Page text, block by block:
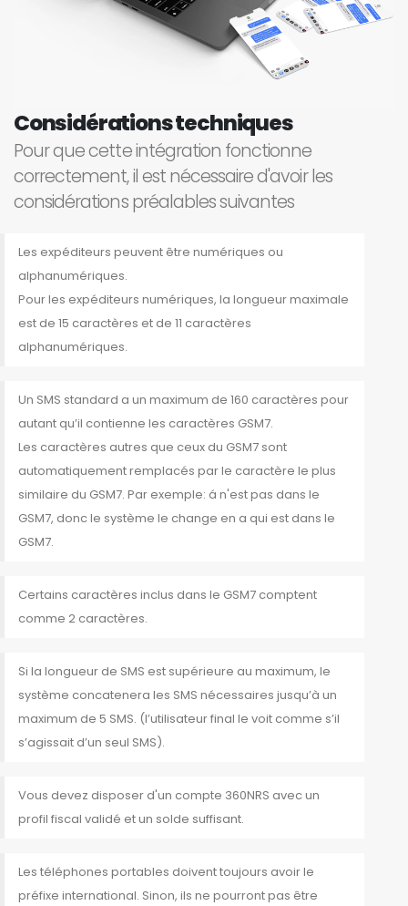
Considérations techniques
Pour que cette intégration fonctionne
correctement, il est nécessaire d'avoir les
considérations préalables suivantes
Les expéditeurs peuvent être numériques ou
alphanumériques.
Pour les expéditeurs numériques, la longueur maximale
est de 15 caractères et de 11 caractères
alphanumériques.
Un SMS standard a un maximum de 160 caractères pour
autant qu’il contienne les caractères GSM7.
Les caractères autres que ceux du GSM7 sont
automatiquement remplacés par le caractère le plus
similaire du GSM7. Par exemple: á n'est pas dans le
GSM7, donc le système le change en a qui est dans le
GSM7.
Certains caractères inclus dans le GSM7 comptent
comme 2 caractères.
Si la longueur de SMS est supérieure au maximum, le
système concatenera les SMS nécessaires jusqu’à un
maximum de 5 SMS. (l’utilisateur final le voit comme s’il
s’agissait d’un seul SMS).
Vous devez disposer d'un compte 360NRS avec un
profil fiscal validé et un solde suffisant.
Les téléphones portables doivent toujours avoir le
préfixe international. Sinon, ils ne pourront pas être